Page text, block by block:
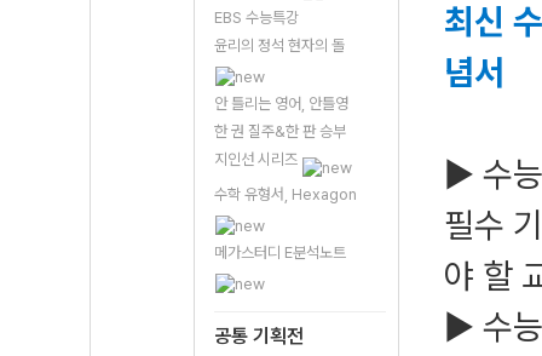
EBS 수능특강
윤리의 정석 현자의 돌
안 틀리는 영어, 안틀영
한 권 질주&한 판 승부
지인선 시리즈
수학 유형서, Hexagon
메가스터디 E분석노트
공통 기획전
최신
념서
▶ 수
필수
야 할
▶ 수